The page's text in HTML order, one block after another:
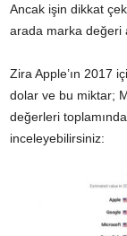
Ancak işin dikkat
arada marka değeri
Zira Apple’ın 2017
dolar ve bu miktar;
değerleri
inceleyebilirsiniz: